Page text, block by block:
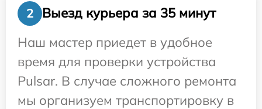
2
Выезд курьера за 35 минут
Наш мастер приедет в удобное
время для проверки устройства
Pulsar. В случае сложного ремонта
мы организуем транспортировку в